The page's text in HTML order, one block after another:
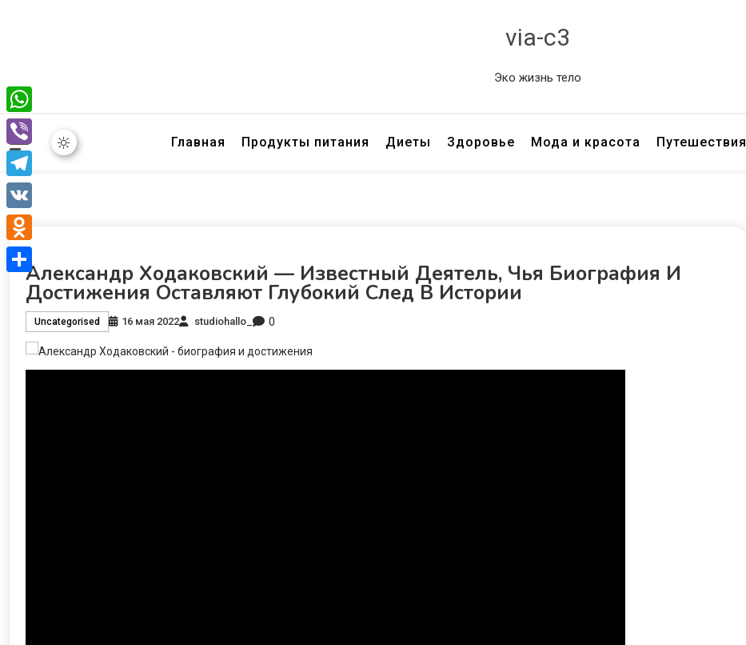
via-c3
Эко жизнь тело
Главная Продукты питания Диеты Здоровье Мода и красота Путешествия
Александр Ходаковский — Известный Деятель, Чья Биография И
Достижения Оставляют Глубокий След В Истории
Uncategorised 16 мая 2022 studiohallo_ 0
WhatsApp
Viber
Telegram
VK
Odnoklassniki
Отправить